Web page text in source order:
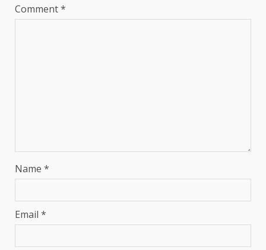
Comment*
Name *
Email *